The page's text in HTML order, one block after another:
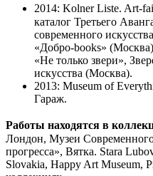
2014: Kolner Liste. Art-
каталог Третьего
современного
«Добро-books»
«Не только звери»,
искусства (Москва).
2013: Museum of
Гараж.
Работы находятся в
Лондон, Музеи
прогресса», Вятка. Stara
Slovakia, Happy Art Museum,